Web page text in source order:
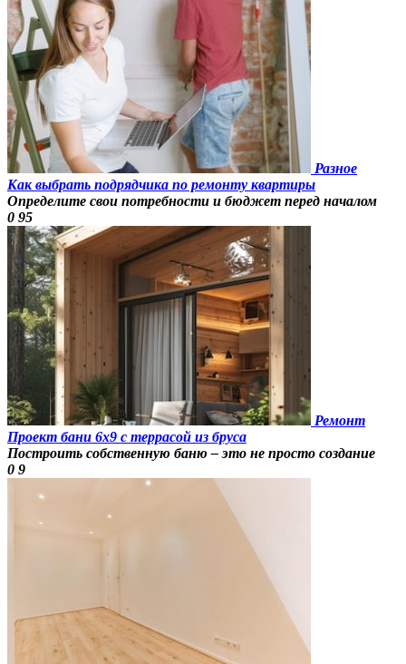
Разное
Как выбрать подрядчика по ремонту квартиры
Определите свои потребности и бюджет перед началом
0 95
Ремонт
Проект бани 6х9 с террасой из бруса
Построить собственную баню – это не просто создание
0 9